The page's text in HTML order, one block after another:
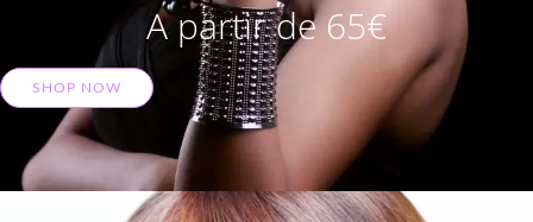
A partir de 65€
SHOP NOW